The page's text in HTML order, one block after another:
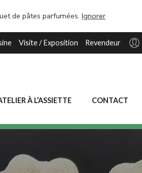
de pâtes parfumées. Ignorer
Visite / Exposition Revendeur
À L’ASSIETTE CONTACT